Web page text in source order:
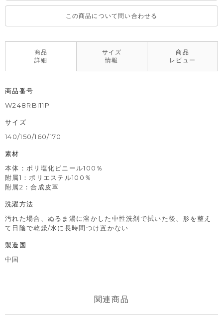
この商品について問い合わせる
商品
詳細
サイズ
情報
商品
レビュー
商品番号
W248RBI11P
サイズ
140/150/160/170
素材
本体：ポリ塩化ビニール100％
附属1：ポリエステル100％
附属2：合成皮革
洗濯方法
汚れた場合、ぬるま湯に溶かした中性洗剤で拭いた後、形を整え
て日陰で乾燥/水に長時間つけ置かない
製造国
中国